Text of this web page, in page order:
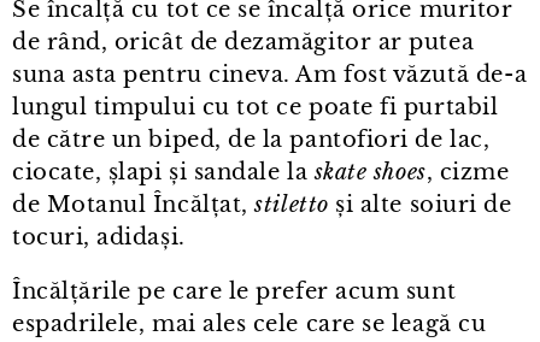
Se încalță cu tot ce se încalță orice muritor
de rând, oricât de dezamăgitor ar putea
suna asta pentru cineva. Am fost văzută de⁠-⁠a
lungul timpului cu tot ce poate fi purtabil
de către un biped, de la pantofiori de lac,
ciocate, șlapi și sandale laskate shoes, cizme
de Motanul Încălțat,stiletto și alte soiuri de
tocuri, adidași.
Încălțările pe care le prefer acum sunt
espadrilele, mai ales cele care se leagă cu